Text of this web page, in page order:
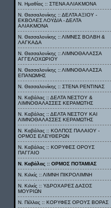
Ν. Ημαθίας :: ΣΤΕΝΑ ΑΛΙΑΚΜΟΝΑ
Ν. Θεσσαλονίκης :: ΔΕΛΤΑ ΑΞΙΟΥ -
ΕΚΒΟΛΕΣ ΛΟΥΔΙΑ - ΔΕΛΤΑ
ΑΛΙΑΚΜΟΝΑ
Ν. Θεσσαλονίκης :: ΛΙΜΝΕΣ ΒΟΛΒΗ &
ΛΑΓΚΑΔΑ
Ν. Θεσσαλονίκης :: ΛΙΜΝΟΘΑΛΑΣΣΑ
ΑΓΓΕΛΟΧΩΡΙΟΥ
Ν. Θεσσαλονίκης :: ΛΙΜΝΟΘΑΛΑΣΣΑ
ΕΠΑΝΩΜΗΣ
Ν. Θεσσαλονίκης :: ΣΤΕΝΑ ΡΕΝΤΙΝΑΣ
Ν. Καβάλας :: ΔΕΛΤΑ ΝΕΣΤΟΥ &
ΛΙΜΝΟΘΑΛΑΣΣΕΣ ΚΕΡΑΜΩΤΗΣ
Ν. Καβάλας :: ΔΕΛΤΑ ΝΕΣΤΟΥ ΚΑΙ
ΛΙΜΝΟΘΑΛΑΣΣΕΣ ΚΕΡΑΜΩΤΗΣ
Ν. Καβάλας :: ΚΟΛΠΟΣ ΠΑΛΑΙΟΥ -
ΟΡΜΟΣ ΕΛΕΥΘΕΡΩΝ
Ν. Καβάλας :: ΚΟΡΥΦΕΣ ΟΡΟΥΣ
ΠΑΓΓΑΙΟ
Ν. Καβάλας :: ΟΡΜΟΣ ΠΟΤΑΜΙΑΣ
Ν. Κιλκίς :: ΛΙΜΝΗ ΠΙΚΡΟΛΙΜΝΗ
Ν. Κιλκίς :: ΥΔΡΟΧΑΡΕΣ ΔΑΣΟΣ
ΜΟΥΡΙΩΝ
Ν. Πέλλας :: ΚΟΡΥΦΕΣ ΟΡΟΥΣ ΒΟΡΑΣ